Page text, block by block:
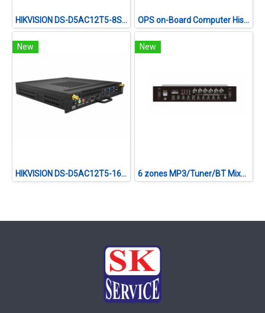
HIKVISION DS-D5AC12T5-8S2 (OPS Windows) OPS on-Board Computer Hisense S02EMS5CA21B
New
HIKVISION DS-D5AC12T5-16S5 (OPS Windows)
New
6 zones MP3/Tuner/BT Mixer Amplifier CVTA-360F II